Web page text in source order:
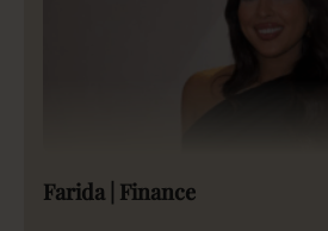
Farida | Finance